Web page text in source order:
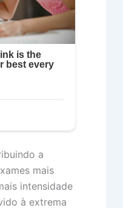
a
mais
intensidade
à extrema